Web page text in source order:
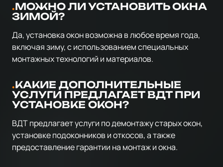
МОЖНО ЛИ УСТАНОВИТЬ ОКНА
ЗИМОЙ?
Да, установка окон возможна в любое время года,
включая зиму, с использованием специальных
монтажных технологий и материалов.
КАКИЕ ДОПОЛНИТЕЛЬНЫЕ
УСЛУГИ ПРЕДЛАГАЕТ ВДТ ПРИ
УСТАНОВКЕ ОКОН?
ВДТ предлагает услуги по демонтажу старых окон,
установке подоконников и откосов, а также
предоставление гарантии на монтаж и окна.